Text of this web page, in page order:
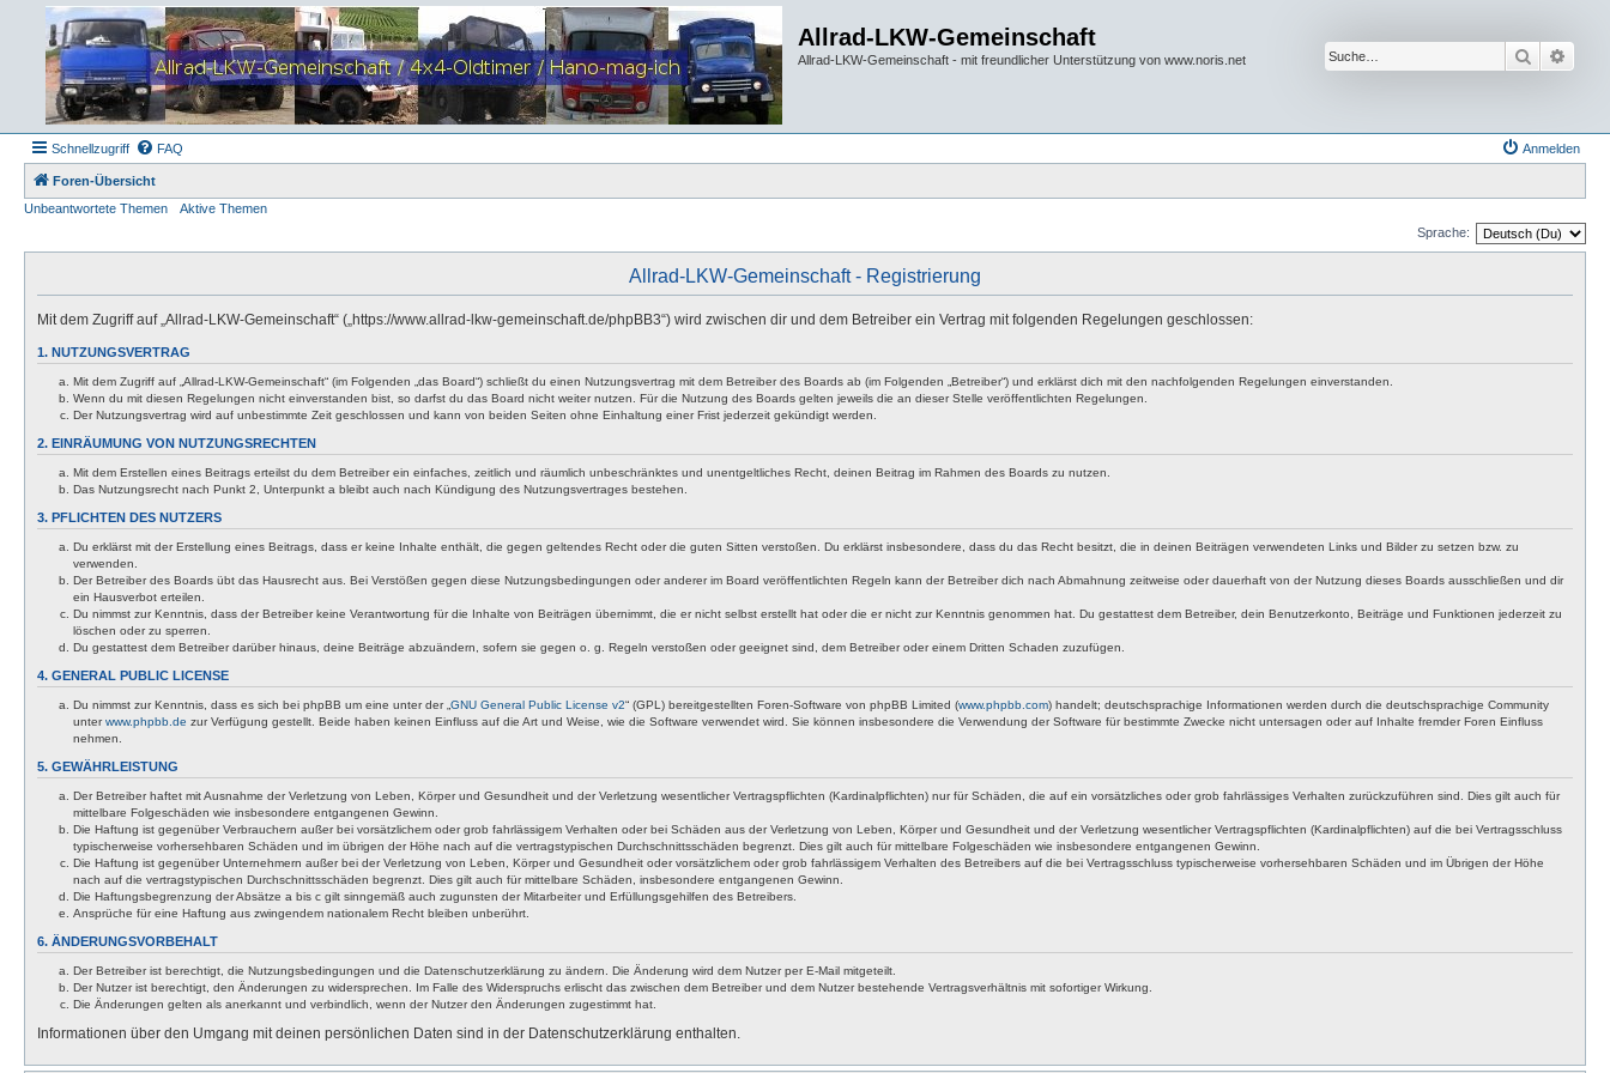
Allrad-LKW-Gemeinschaft
Allrad-LKW-Gemeinschaft - mit freundlicher Unterstützung von www.noris.net Suche
Schnellzugriff FAQ Anmelden
Foren-Übersicht
Unbeantwortete Themen
Aktive Themen
Sprache:
Allrad-LKW-Gemeinschaft - Registrierung
Mit dem Zugriff auf „Allrad-LKW-Gemeinschaft“ („https://www.allrad-lkw-gemeinschaft.de/phpBB3“) wird zwischen dir und dem Betreiber ein Vertrag mit folgenden Regelungen geschlossen:
1. NUTZUNGSVERTRAG
Mit dem Zugriff auf „Allrad-LKW-Gemeinschaft“ (im Folgenden „das Board“) schließt du einen Nutzungsvertrag mit dem Betreiber des Boards ab (im Folgenden „Betreiber“) und erklärst dich mit den nachfolgenden Regelungen einverstanden.
Wenn du mit diesen Regelungen nicht einverstanden bist, so darfst du das Board nicht weiter nutzen. Für die Nutzung des Boards gelten jeweils die an dieser Stelle veröffentlichten Regelungen.
Der Nutzungsvertrag wird auf unbestimmte Zeit geschlossen und kann von beiden Seiten ohne Einhaltung einer Frist jederzeit gekündigt werden.
2. EINRÄUMUNG VON NUTZUNGSRECHTEN
Mit dem Erstellen eines Beitrags erteilst du dem Betreiber ein einfaches, zeitlich und räumlich unbeschränktes und unentgeltliches Recht, deinen Beitrag im Rahmen des Boards zu nutzen.
Das Nutzungsrecht nach Punkt 2, Unterpunkt a bleibt auch nach Kündigung des Nutzungsvertrages bestehen.
3. PFLICHTEN DES NUTZERS
Du erklärst mit der Erstellung eines Beitrags, dass er keine Inhalte enthält, die gegen geltendes Recht oder die guten Sitten verstoßen. Du erklärst insbesondere, dass du das Recht besitzt, die in deinen Beiträgen verwendeten Links und Bilder zu setzen bzw. zu
verwenden.
Der Betreiber des Boards übt das Hausrecht aus. Bei Verstößen gegen diese Nutzungsbedingungen oder anderer im Board veröffentlichten Regeln kann der Betreiber dich nach Abmahnung zeitweise oder dauerhaft von der Nutzung dieses Boards ausschließen und dir
ein Hausverbot erteilen.
Du nimmst zur Kenntnis, dass der Betreiber keine Verantwortung für die Inhalte von Beiträgen übernimmt, die er nicht selbst erstellt hat oder die er nicht zur Kenntnis genommen hat. Du gestattest dem Betreiber, dein Benutzerkonto, Beiträge und Funktionen jederzeit zu
löschen oder zu sperren.
Du gestattest dem Betreiber darüber hinaus, deine Beiträge abzuändern, sofern sie gegen o. g. Regeln verstoßen oder geeignet sind, dem Betreiber oder einem Dritten Schaden zuzufügen.
4. GENERAL PUBLIC LICENSE
Du nimmst zur Kenntnis, dass es sich bei phpBB um eine unter der „ GNU General Public License v2“ (GPL) bereitgestellten Foren-Software von phpBB Limited (www.phpbb.com) handelt; deutschsprachige Informationen werden durch die deutschsprachige Community
unterwww.phpbb.de zur Verfügung gestellt. Beide haben keinen Einfluss auf die Art und Weise, wie die Software verwendet wird. Sie können insbesondere die Verwendung der Software für bestimmte Zwecke nicht untersagen oder auf Inhalte fremder Foren Einfluss
nehmen.
5. GEWÄHRLEISTUNG
Der Betreiber haftet mit Ausnahme der Verletzung von Leben, Körper und Gesundheit und der Verletzung wesentlicher Vertragspflichten (Kardinalpflichten) nur für Schäden, die auf ein vorsätzliches oder grob fahrlässiges Verhalten zurückzuführen sind. Dies gilt auch für
mittelbare Folgeschäden wie insbesondere entgangenen Gewinn.
Die Haftung ist gegenüber Verbrauchern außer bei vorsätzlichem oder grob fahrlässigem Verhalten oder bei Schäden aus der Verletzung von Leben, Körper und Gesundheit und der Verletzung wesentlicher Vertragspflichten (Kardinalpflichten) auf die bei Vertragsschluss
typischerweise vorhersehbaren Schäden und im übrigen der Höhe nach auf die vertragstypischen Durchschnittsschäden begrenzt. Dies gilt auch für mittelbare Folgeschäden wie insbesondere entgangenen Gewinn.
Die Haftung ist gegenüber Unternehmern außer bei der Verletzung von Leben, Körper und Gesundheit oder vorsätzlichem oder grob fahrlässigem Verhalten des Betreibers auf die bei Vertragsschluss typischerweise vorhersehbaren Schäden und im Übrigen der Höhe
nach auf die vertragstypischen Durchschnittsschäden begrenzt. Dies gilt auch für mittelbare Schäden, insbesondere entgangenen Gewinn.
Die Haftungsbegrenzung der Absätze a bis c gilt sinngemäß auch zugunsten der Mitarbeiter und Erfüllungsgehilfen des Betreibers.
Ansprüche für eine Haftung aus zwingendem nationalem Recht bleiben unberührt.
6. ÄNDERUNGSVORBEHALT
Der Betreiber ist berechtigt, die Nutzungsbedingungen und die Datenschutzerklärung zu ändern. Die Änderung wird dem Nutzer per E-Mail mitgeteilt.
Der Nutzer ist berechtigt, den Änderungen zu widersprechen. Im Falle des Widerspruchs erlischt das zwischen dem Betreiber und dem Nutzer bestehende Vertragsverhältnis mit sofortiger Wirkung.
Die Änderungen gelten als anerkannt und verbindlich, wenn der Nutzer den Änderungen zugestimmt hat.
Informationen über den Umgang mit deinen persönlichen Daten sind in der Datenschutzerklärung enthalten.